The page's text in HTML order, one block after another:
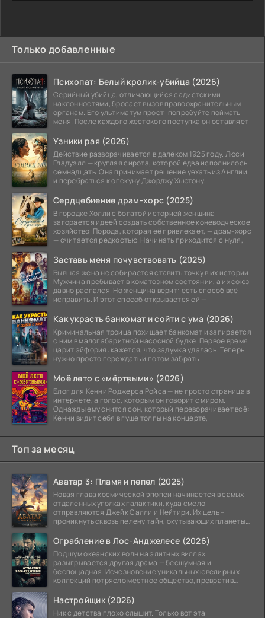
Только добавленные
Психопат: Белый кролик-убийца (2026)
Серийный убийца, отличающийся садистскими
наклонностями, бросает вызов правоохранительным
органам. Его ультиматум прост: попробуйте поймать
меня. После каждого жестокого поступка он оставляет
Узники рая (2026)
Действие разворачивается в далёком 1925 году. Люси
Гладуэлл — круглая сирота, которой едва исполнилось
семнадцать. Она принимает решение уехать из Англии
и перебраться к опекуну Джорджу Хьютону.
Сердцебиение драм-хорс (2025)
В городке Холли с богатой историей женщина
загорается идеей создать собственное коневодческое
хозяйство. Порода, которая её привлекает, — драм-хорс
— считается редкостью. Начинать приходится с нуля,
Заставь меня почувствовать (2025)
Бывшая жена не собирается ставить точку в их истории.
Мужчина пребывает в коматозном состоянии, а их союз
давно распался. Но женщина верит: есть способ всё
исправить. И этот способ открывается ей —
Как украсть банкомат и сойти с ума (2026)
Криминальная троица похищает банкомат и запирается
с ним в малогабаритной насосной будке. Первое время
царит эйфория: кажется, что задумка удалась. Теперь
нужно просто переждать и потом забрать
Моё лето с «мёртвыми» (2026)
Блог для Кенни Роджерса Ройса — не просто страница в
интернете, а голос, которым он говорит с миром.
Однажды ему снится сон, который переворачивает всё:
Кенни видит себя в гуще толпы на концерте,
Топ за месяц
Аватар 3: Пламя и пепел (2025)
Новая глава космической эпопеи начинается в самых
отдаленных уголках галактики, куда смело
отправляются Джейк Салли и Нейтири. Их цель –
проникнуть сквозь пелену тайн, окутывающих планеты
Ограбление в Лос-Анджелесе (2026)
Под шум океанских волн на элитных виллах
разыгрывается другая драма — бесшумная и
беспощадная. Исчезновение уникальных ювелирных
коллекций потрясло местное общество, превратив
Настройщик (2026)
Ник с детства плохо слышит. Только вот эта